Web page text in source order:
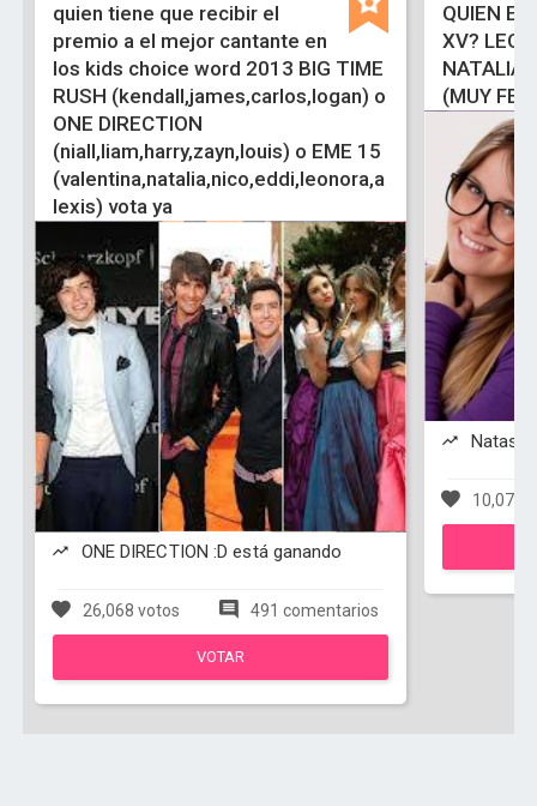
quien tiene que recibir el
premio a el mejor cantante en
los kids choice word 2013 BIG TIME
RUSH (kendall,james,carlos,logan) o
ONE DIRECTION
(niall,liam,harry,zayn,louis) o EME 15
(valentina,natalia,nico,eddi,leonora,a
lexis) vota ya
ONE DIRECTION :D está ganando
26,068 votos 491 comentarios
VOTAR
QUIEN
XV?
NATALIA
(MUY
10,074